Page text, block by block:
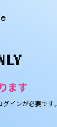
ます
インが必要です。